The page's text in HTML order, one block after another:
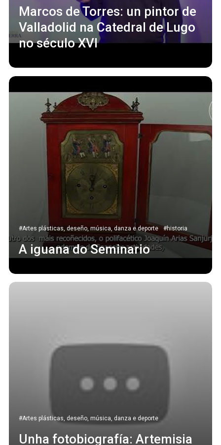
Marcos de Torres: un pintor de
Valladolid na Catedral de Lugo
no século XVI
#Artes plásticas, deseño, música, danza e deporte #historia
A iguana do Seminario
#Artes plásticas, deseño, música, danza e deporte
Unha fotobiografía: Artemisia